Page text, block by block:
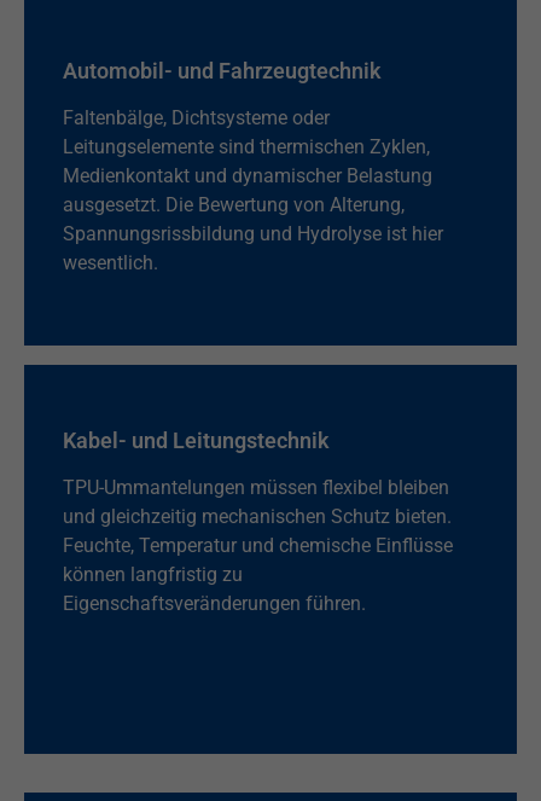
Automobil- und Fahrzeugtechnik
Faltenbälge, Dichtsysteme oder
Leitungselemente sind thermischen Zyklen,
Medienkontakt und dynamischer Belastung
ausgesetzt. Die Bewertung von Alterung,
Spannungsrissbildung und Hydrolyse ist hier
wesentlich.
Kabel- und Leitungstechnik
TPU-Ummantelungen müssen flexibel bleiben
und gleichzeitig mechanischen Schutz bieten.
Feuchte, Temperatur und chemische Einflüsse
können langfristig zu
Eigenschaftsveränderungen führen.